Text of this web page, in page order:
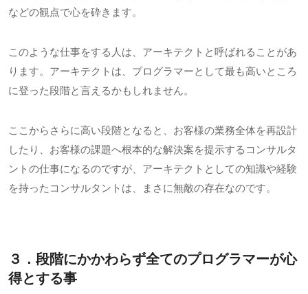
などの観点で心を砕きます。
このような仕事をする人は、アーキテクトと呼ばれることがあ
ります。アーキテクトは、プログラマーとして最も高いところ
に登った段階と言えるかもしれません。
ここからさらに高い段階となると、お客様の業務全体を再設計
したり、お客様の課題へ根本的な解決案を提示するコンサルタ
ントの仕事になるのですが、アーキテクトとしての知識や経験
を持ったコンサルタントは、まさに無敵の存在なのです。
３．段階にかかわらず全てのプログラマーが心
得とする事